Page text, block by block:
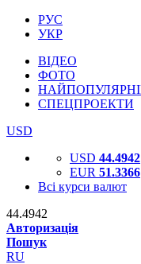
РУС
УКР
ВІДЕО
ФОТО
СПЕЦПРОЕКТИ
USD
USD 44.4942
EUR 51.3366
Всі курси валют
44.4942
Авторизація
Пошук
RU